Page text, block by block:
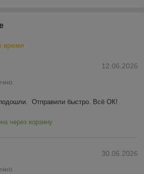
время
12.06.2026
Отправили быстро. Всё ОК!
через корзину
30.05.2026